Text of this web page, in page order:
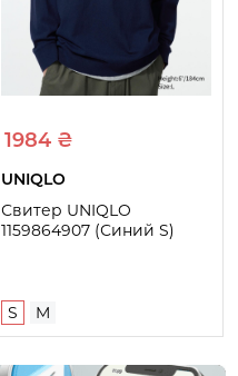
1984 ₴
UNIQLO
Свитер UNIQLO
1159864907 (Синий S)
S M